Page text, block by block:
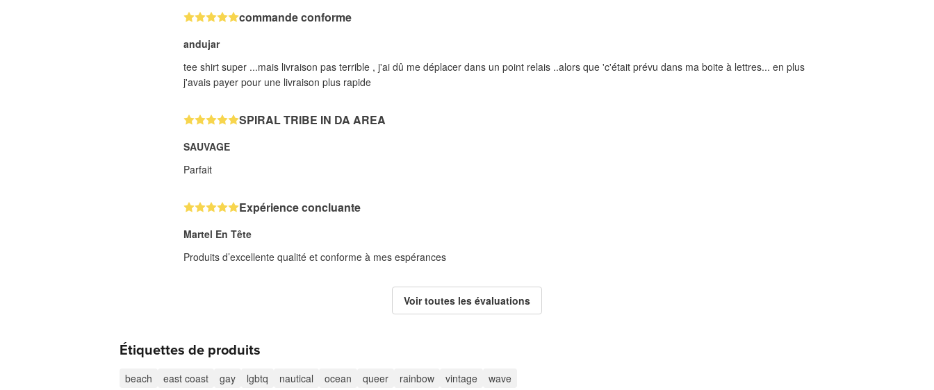
commande conforme
andujar
tee shirt super ...mais livraison pas terrible , j'ai dû me déplacer dans un point relais ..alors que 'c'était prévu dans ma boite à lettres... en plus
j'avais payer pour une livraison plus rapide
SPIRAL TRIBE IN DA AREA
SAUVAGE
Parfait
Expérience concluante
Martel En Tête
Produits d’excellente qualité et conforme à mes espérances
Voir toutes les évaluations
Étiquettes de produits
beach east coast gay lgbtq nautical ocean queer rainbow vintage wave